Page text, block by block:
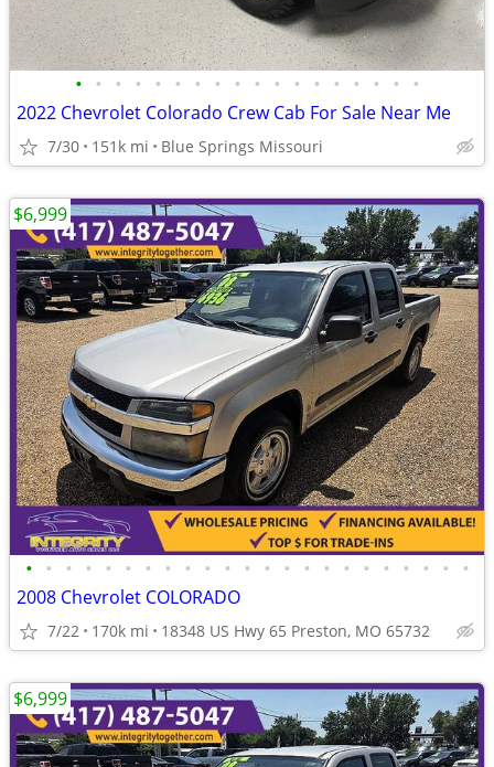
• • • • • • • • • • • • • • • • • •
2022 Chevrolet Colorado Crew Cab For Sale Near Me
7/30 151k mi Blue Springs Missouri
• • • • • • • • • • • • • • • • • • • • • • •
2008 Chevrolet COLORADO
7/22 170k mi 18348 US Hwy 65 Preston, MO 65732
$6,999
$6,999